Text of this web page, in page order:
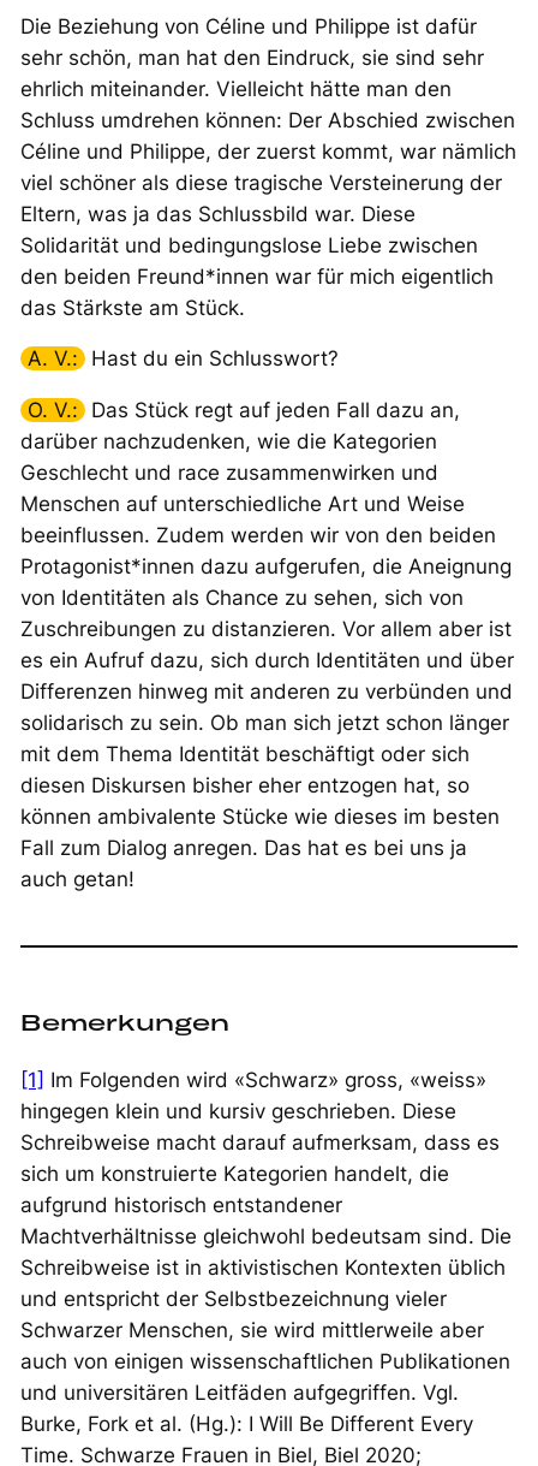
Die Beziehung von Céline und Philippe ist dafür
sehr schön, man hat den Eindruck, sie sind sehr
ehrlich miteinander. Vielleicht hätte man den
Schluss umdrehen können: Der Abschied zwischen
Céline und Philippe, der zuerst kommt, war nämlich
viel schöner als diese tragische Versteinerung der
Eltern, was ja das Schlussbild war. Diese
Solidarität und bedingungslose Liebe zwischen
den beiden Freund*innen war für mich eigentlich
das Stärkste am Stück.
A. V.: Hast du ein Schlusswort?
O. V.: Das Stück regt auf jeden Fall dazu an,
darüber nachzudenken, wie die Kategorien
Geschlecht und race zusammenwirken und
Menschen auf unterschiedliche Art und Weise
beeinflussen. Zudem werden wir von den beiden
Protagonist*innen dazu aufgerufen, die Aneignung
von Identitäten als Chance zu sehen, sich von
Zuschreibungen zu distanzieren. Vor allem aber ist
es ein Aufruf dazu, sich durch Identitäten und über
Differenzen hinweg mit anderen zu verbünden und
solidarisch zu sein. Ob man sich jetzt schon länger
mit dem Thema Identität beschäftigt oder sich
diesen Diskursen bisher eher entzogen hat, so
können ambivalente Stücke wie dieses im besten
Fall zum Dialog anregen. Das hat es bei uns ja
auch getan!
Bemerkungen
[1] Im Folgenden wird «Schwarz» gross, «weiss»
hingegen klein und kursiv geschrieben. Diese
Schreibweise macht darauf aufmerksam, dass es
sich um konstruierte Kategorien handelt, die
aufgrund historisch entstandener
Machtverhältnisse gleichwohl bedeutsam sind. Die
Schreibweise ist in aktivistischen Kontexten üblich
und entspricht der Selbstbezeichnung vieler
Schwarzer Menschen, sie wird mittlerweile aber
auch von einigen wissenschaftlichen Publikationen
und universitären Leitfäden aufgegriffen. Vgl.
Burke, Fork et al. (Hg.): I Will Be Different Every
Time. Schwarze Frauen in Biel, Biel 2020;